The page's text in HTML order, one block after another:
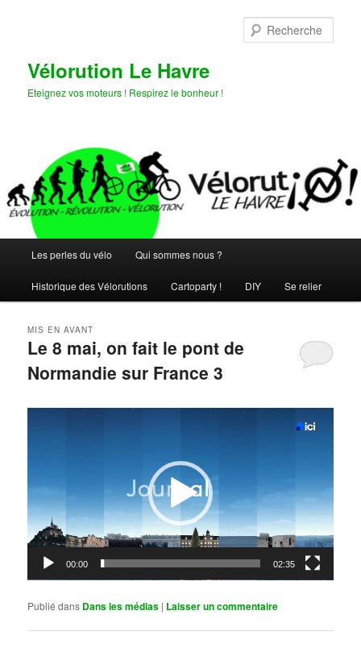
Vélorution Le Havre
Eteignez vos moteurs ! Respirez le bonheur !
principal
Les perles du vélo Qui sommes nous ?
Historique des Vélorutions Cartoparty ! DIY Se relier
Le 8 mai, on fait le pont de
Normandie sur France 3
MIS EN AVANT
00:00 02:35
Publié dans Dans les médias | Laisser un commentaire